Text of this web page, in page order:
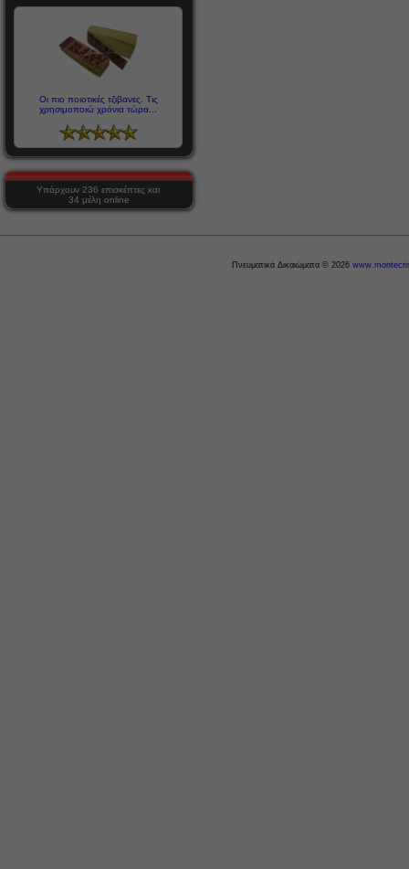
Οι πιο ποιοτικές τζιβανες. Τις
χρησιμοποιώ χρόνια τώρα...
Υπάρχουν 236 επισκέπτες και
34 μέλη online
Πνευματικά Δικαιώματα © 2026